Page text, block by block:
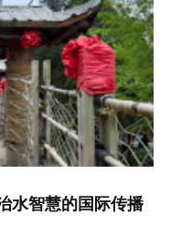
水智慧的国际传播